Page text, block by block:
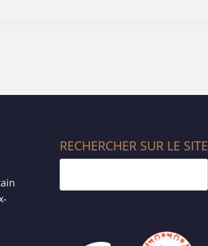
RECHERCHER SUR LE SITE